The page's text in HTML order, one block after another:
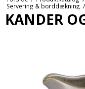
Servering & borddækning /
KANDER